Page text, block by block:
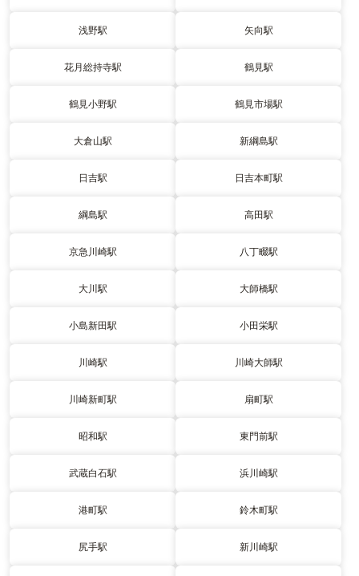
浅野駅 矢向駅
花月総持寺駅 鶴見駅
鶴見小野駅 鶴見市場駅
大倉山駅 新綱島駅
日吉駅 日吉本町駅
綱島駅 高田駅
京急川崎駅 八丁畷駅
大川駅 大師橋駅
小島新田駅 小田栄駅
川崎駅 川崎大師駅
川崎新町駅 扇町駅
昭和駅 東門前駅
武蔵白石駅 浜川崎駅
港町駅 鈴木町駅
尻手駅 新川崎駅